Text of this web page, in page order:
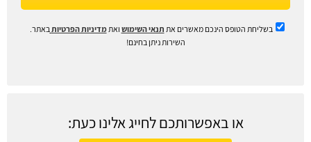
בשליחת הטופס הינכם מאשרים את תנאי השימוש ואתמדיניות הפרטיותבאתר.
השירות ניתן בחינם!
או באפשרותכם לחייג אלינו כעת: